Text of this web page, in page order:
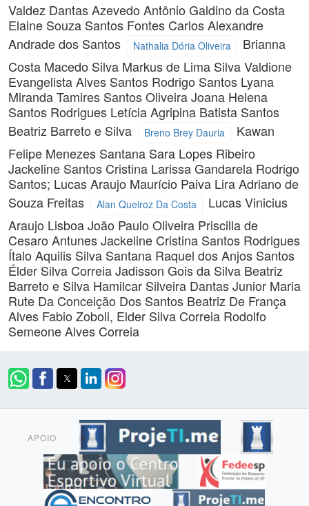
Valdez Dantas Azevedo Antônio Galdino da Costa
Elaine Souza Santos Fontes Carlos Alexandre
Andrade dos Santos
Nathalia Dória Oliveira
Brianna
Costa Macedo Silva Markus de Lima SilvaValdione
Evangelista Alves Santos Rodrigo Santos Lyana
MirandaTamires Santos OliveiraJoana Helena
Santos Rodrigues Letícia Agripina Batista Santos
Beatriz Barreto e Silva
Breno Brey Dauria
Kawan
Felipe Menezes Santana Sara Lopes Ribeiro
Jackeline Santos Cristina Larissa Gandarela Rodrigo
Santos; Lucas Araujo Maurício Paiva LiraAdriano de
Souza Freitas
Alan Queiroz Da Costa
Lucas Vinicius
Araujo LisboaJoão Paulo Oliveira Priscilla de
Cesaro AntunesJackeline Cristina Santos Rodrigues
Ítalo Aquilis Silva Santana Raquel dos Anjos Santos
Élder Silva CorreiaJadisson Gois da Silva Beatriz
Barreto e Silva Hamilcar Silveira Dantas Junior Maria
Rute Da Conceição Dos Santos Beatriz De França
Alves Fabio Zoboli, Elder Silva Correia Rodolfo
Semeone Alves Correia
APOIO